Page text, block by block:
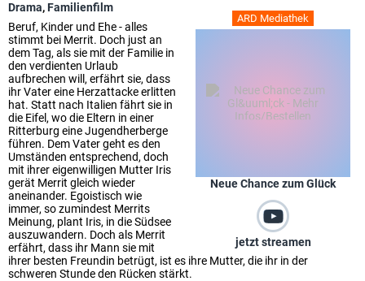
ARD Mediathek
Neue Chance zum Glück
jetzt streamen
Drama,Familienfilm
Beruf, Kinder und Ehe - alles
stimmt bei Merrit. Doch just an
dem Tag, als sie mit der Familie in
den verdienten Urlaub
aufbrechen will, erfährt sie, dass
ihr Vater eine Herzattacke erlitten
hat. Statt nach Italien fährt sie in
die Eifel, wo die Eltern in einer
Ritterburg eine Jugendherberge
führen. Dem Vater geht es den
Umständen entsprechend, doch
mit ihrer eigenwilligen Mutter Iris
gerät Merrit gleich wieder
aneinander. Egoistisch wie
immer, so zumindest Merrits
Meinung, plant Iris, in die Südsee
auszuwandern. Doch als Merrit
erfährt, dass ihr Mann sie mit
ihrer besten Freundin betrügt, ist es ihre Mutter, die ihr in der
schweren Stunde den Rücken stärkt.